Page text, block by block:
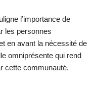
l’importance de
les personnes
en avant la nécessité de
omniprésente qui rend
cette communauté.